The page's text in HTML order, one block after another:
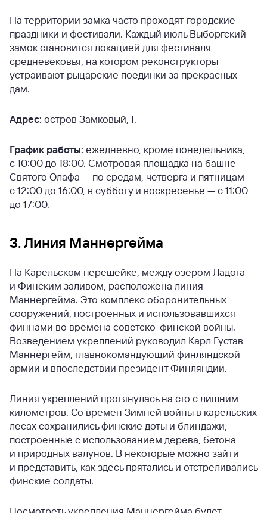
На территории замка часто проходят городские
праздники и фестивали. Каждый июль Выборгский
замок становится локацией для фестиваля
средневековья, на котором реконструкторы
устраивают рыцарские поединки за прекрасных
дам.
Адрес: остров Замковый, 1.
График работы: ежедневно, кроме понедельника,
с 10:00 до 18:00. Смотровая площадка на башне
Святого Олафа — по средам, четверга и пятницам
с 12:00 до 16:00, в субботу и воскресенье — с 11:00
до 17:00.
3. Линия Маннергейма
На Карельском перешейке, между озером Ладога
и Финским заливом, расположена линия
Маннергейма. Это комплекс оборонительных
сооружений, построенных и использовавшихся
финнами во времена советско-финской войны.
Возведением укреплений руководил Карл Густав
Маннергейм, главнокомандующий финляндской
армии и впоследствии президент Финляндии.
Линия укреплений протянулась на сто с лишним
километров. Со времен Зимней войны в карельских
лесах сохранились финские доты и блиндажи,
построенные с использованием дерева, бетона
и природных валунов. В некоторые можно зайти
и представить, как здесь прятались и отстреливались
финские солдаты.